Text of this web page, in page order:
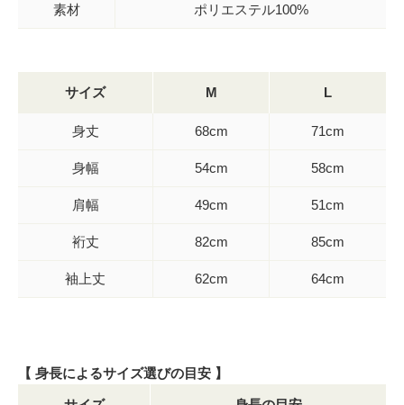
素材 ポリエステル100%
サイズ M L
身丈 68cm 71cm
身幅 54cm 58cm
肩幅 49cm 51cm
裄丈 82cm 85cm
袖上丈 62cm 64cm
【 身長によるサイズ選びの目安 】